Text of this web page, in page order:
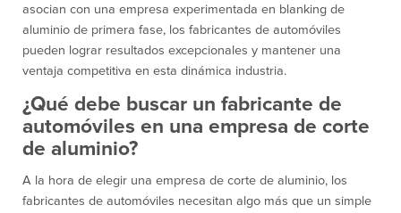
asocian con una empresa experimentada en blanking de
aluminio de primera fase, los fabricantes de automóviles
pueden lograr resultados excepcionales y mantener una
ventaja competitiva en esta dinámica industria.
¿Qué debe buscar un fabricante de
automóviles en una empresa de corte
de aluminio?
A la hora de elegir una empresa de corte de aluminio, los
fabricantes de automóviles necesitan algo más que un simple